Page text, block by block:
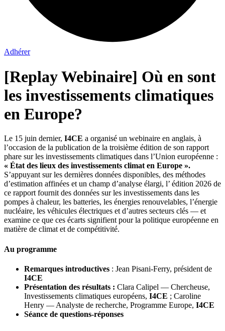
Adhérer
[Replay Webinaire] Où en sont
les investissements climatiques
en Europe?
Le 15 juin dernier, I4CE a organisé un webinaire en anglais, à
l’occasion de la publication de la troisième édition de son rapport
phare sur les investissements climatiques dans l’Union européenne :
« État des lieux des investissements climat en Europe ».
S’appuyant sur les dernières données disponibles, des méthodes
d’estimation affinées et un champ d’analyse élargi, l’ édition 2026 de
ce rapport fournit des données sur les investissements dans les
pompes à chaleur, les batteries, les énergies renouvelables, l’énergie
nucléaire, les véhicules électriques et d’autres secteurs clés — et
examine ce que ces écarts signifient pour la politique européenne en
matière de climat et de compétitivité.
Au programme
Remarques introductives : Jean Pisani-Ferry, président de
I4CE
Présentation des résultats : Clara Calipel — Chercheuse,
Investissements climatiques européens, I4CE ; Caroline
Henry — Analyste de recherche, Programme Europe, I4CE
Séance de questions-réponses